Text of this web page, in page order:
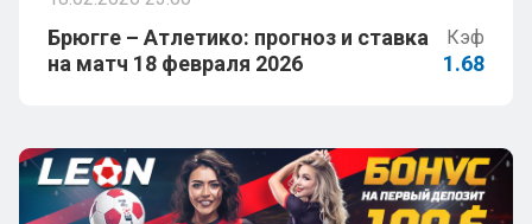
Брюгге – Атлетико: прогноз и ставка
на матч 18 февраля 2026
Кэф
1.68